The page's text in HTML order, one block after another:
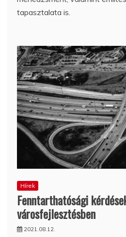
tapasztalata is.
Hírek
Fenntarthatósági
városfejlesztésben
2021.08.12.